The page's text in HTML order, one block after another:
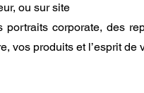
ou sur site
corporate, des
vos produits et l’esprit de